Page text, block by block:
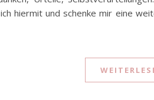
hiermit und schenke mir eine